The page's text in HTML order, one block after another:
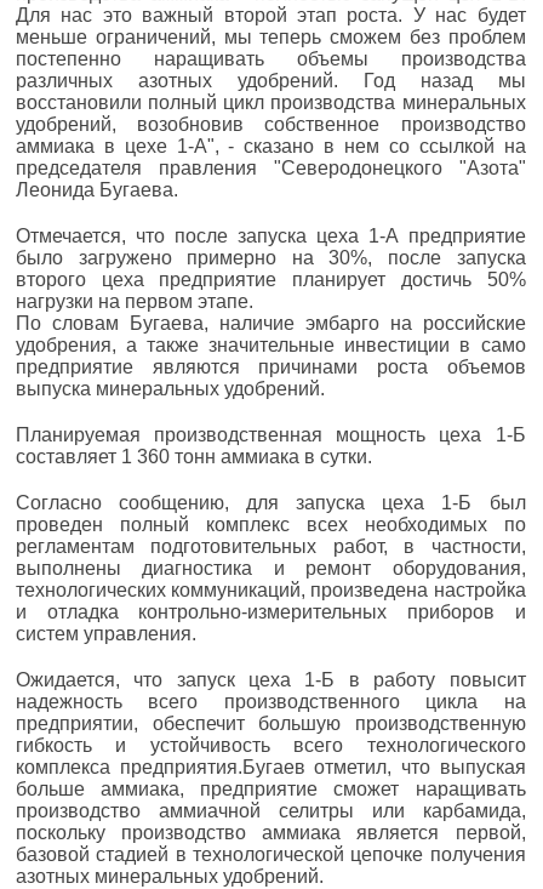
Для нас это важный второй этап роста. У нас будет
меньше ограничений, мы теперь сможем без проблем
постепенно наращивать объемы производства
различных азотных удобрений. Год назад мы
восстановили полный цикл производства минеральных
удобрений, возобновив собственное производство
аммиака в цехе 1-А", - сказано в нем со ссылкой на
председателя правления "Северодонецкого "Азота"
Леонида Бугаева.
Отмечается, что после запуска цеха 1-А предприятие
было загружено примерно на 30%, после запуска
второго цеха предприятие планирует достичь 50%
нагрузки на первом этапе.
По словам Бугаева, наличие эмбарго на российские
удобрения, а также значительные инвестиции в само
предприятие являются причинами роста объемов
выпуска минеральных удобрений.
Планируемая производственная мощность цеха 1-Б
составляет 1 360 тонн аммиака в сутки.
Согласно сообщению, для запуска цеха 1-Б был
проведен полный комплекс всех необходимых по
регламентам подготовительных работ, в частности,
выполнены диагностика и ремонт оборудования,
технологических коммуникаций, произведена настройка
и отладка контрольно-измерительных приборов и
систем управления.
Ожидается, что запуск цеха 1-Б в работу повысит
надежность всего производственного цикла на
предприятии, обеспечит большую производственную
гибкость и устойчивость всего технологического
комплекса предприятия.Бугаев отметил, что выпуская
больше аммиака, предприятие сможет наращивать
производство аммиачной селитры или карбамида,
поскольку производство аммиака является первой,
базовой стадией в технологической цепочке получения
азотных минеральных удобрений.